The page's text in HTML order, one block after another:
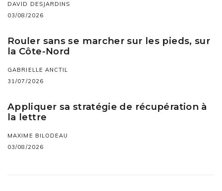
DAVID DESJARDINS
03/08/2026
Rouler sans se marcher sur les pieds, sur
la Côte-Nord
GABRIELLE ANCTIL
31/07/2026
Appliquer sa stratégie de récupération à
la lettre
MAXIME BILODEAU
03/08/2026